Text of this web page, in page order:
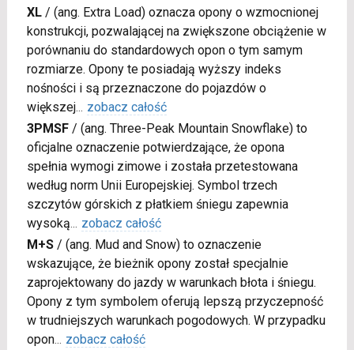
XL/ (ang. Extra Load) oznacza opony o wzmocnionej
konstrukcji, pozwalającej na zwiększone obciążenie w
porównaniu do standardowych opon o tym samym
rozmiarze. Opony te posiadają wyższy indeks
nośności i są przeznaczone do pojazdów o
większej... zobacz całość
3PMSF/ (ang. Three-Peak Mountain Snowflake) to
oficjalne oznaczenie potwierdzające, że opona
spełnia wymogi zimowe i została przetestowana
według norm Unii Europejskiej. Symbol trzech
szczytów górskich z płatkiem śniegu zapewnia
wysoką... zobacz całość
M+S/ (ang. Mud and Snow) to oznaczenie
wskazujące, że bieżnik opony został specjalnie
zaprojektowany do jazdy w warunkach błota i śniegu.
Opony z tym symbolem oferują lepszą przyczepność
w trudniejszych warunkach pogodowych. W przypadku
opon... zobacz całość